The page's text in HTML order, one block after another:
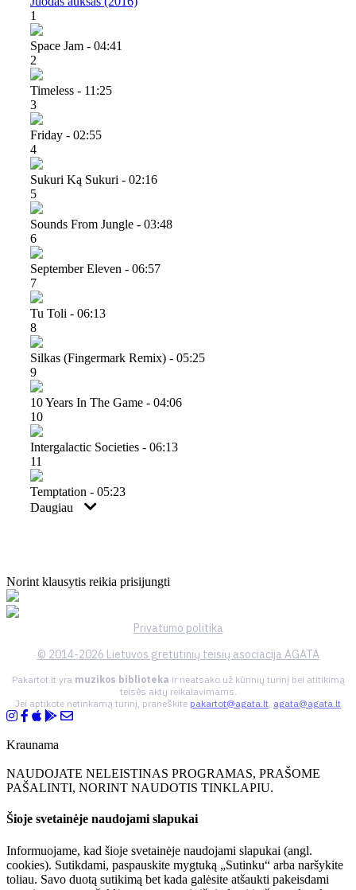
1
Space Jam - 04:41
2
Timeless - 11:25
3
Friday - 02:55
4
Sukuri Ką Sukuri - 02:16
5
Sounds From Jungle - 03:48
6
September Eleven - 06:57
7
Tu Toli - 06:13
8
Silkas (fingermark Remix) - 05:25
9
10 Years In The Game - 04:06
10
Intergalactic Societies - 06:13
11
Temptation - 05:23
Daugiau
Norint klausytis reikia prisijungti
Privatumo politika
© 2014-2026 Lietuvos gretutinių teisių asociacija AGATA
Pakartot.lt yra muzikos biblioteka ir neatsako už kūrinių turinį bei atitikimą
teisės aktų reikalavimams.
Jei aptikote netinkamą turinį, praneškite pakartot@agata.lt, agata@agata.lt
Kraunama
NAUDOJATE NELEISTINAS PROGRAMAS, PRAŠOME
PAŠALINTI, NORINT NAUDOTIS TINKLAPIU.
Šioje svetainėje naudojami slapukai
Informuojame, kad šioje svetainėje naudojami slapukai (angl.
cookies). Sutikdami, paspauskite mygtuką „Sutinku“ arba naršykite
toliau. Savo duotą sutikimą bet kada galėsite atšaukti pakeisdami